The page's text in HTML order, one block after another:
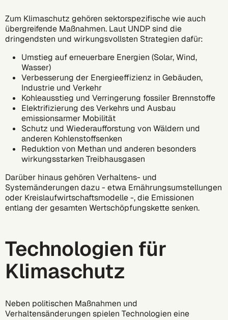
Zum Klimaschutz gehören sektorspezifische wie auch
übergreifende Maßnahmen. Laut UNDPsind die
dringendsten und wirkungsvollsten Strategien dafür:
Umstieg auf erneuerbare Energien (Solar, Wind,
Wasser)
Verbesserung der Energieeffizienz in Gebäuden,
Industrie und Verkehr
Kohleausstieg und Verringerung fossiler Brennstoffe
Elektrifizierung des Verkehrs und Ausbau
emissionsarmer Mobilität
Schutz und Wiederaufforstung von Wäldern und
anderen Kohlenstoffsenken
Reduktion von Methan und anderen besonders
wirkungsstarken Treibhausgasen
Darüber hinaus gehören Verhaltens- und
Systemänderungen dazu - etwa Ernährungsumstellungen
oder Kreislaufwirtschaftsmodelle -, die Emissionen
entlang der gesamten Wertschöpfungskette senken.
Technologien für
Klimaschutz
Neben politischen Maßnahmen und
Verhaltensänderungen spielen Technologien eine